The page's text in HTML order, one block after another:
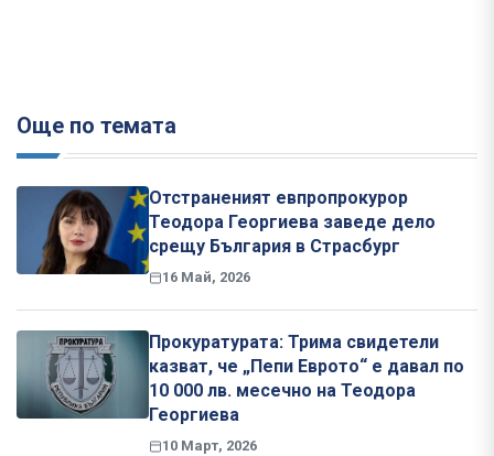
Още по темата
Отстраненият евпропрокурор
Теодора Георгиева заведе дело
срещу България в Страсбург
16 Май, 2026
Прокуратурата: Трима свидетели
казват, че „Пепи Еврото“ е давал по
10 000 лв. месечно на Теодора
Георгиева
10 Март, 2026